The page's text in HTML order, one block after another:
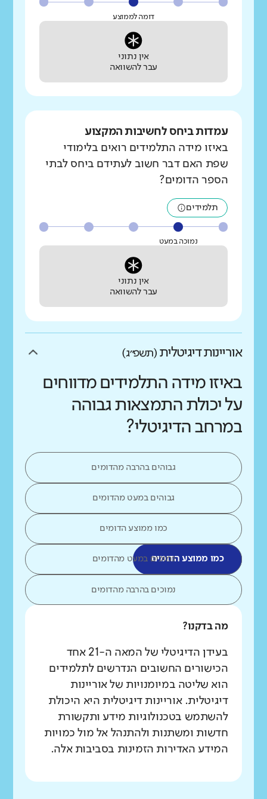
דומה לממוצע
אין נתוני
עבר להשוואה
עמדות ביחס לחשיבות המקצוע
באיזו מידה התלמידים רואים בלימודי
שפת האם דבר חשוב לעתידם ביחס לבתי
הספר הדומים?
תלמידים
נמוכה במעט
אין נתוני
עבר להשוואה
אוריינות דיגיטלית (תשפ״ג)
באיזו מידה התלמידים מדווחים
על יכולת התמצאות גבוהה
במרחב הדיגיטלי?
גבוהים בהרבה מהדומים
גבוהים במעט מהדומים
כמו ממוצע הדומים
כמו ממוצע הדומיםנמוכים במעט מהדומים
נמוכים בהרבה מהדומים
מה בדקנו?
בעידן הדיגיטלי של המאה ה-21 אחד
הכישורים החשובים הנדרשים לתלמידים
הוא שליטה במיומנויות של אוריינות
דיגיטלית. אוריינות דיגיטלית היא היכולת
להשתמש בטכנולוגיות מידע ותקשורת
חדשות ומשתנות ולהתנהל אל מול כמויות
המידע האדירות הזמינות בסביבות אלה.